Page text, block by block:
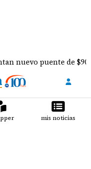
puente de $900 mil
mis noticias